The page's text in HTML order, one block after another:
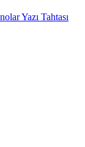
Yazı Tahtası